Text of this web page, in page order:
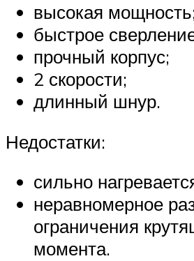
высокая
быстрое
прочный корпус;
2 скорости;
длинный шнур.
Недостатки:
сильно
неравномерное
ограничения
момента.